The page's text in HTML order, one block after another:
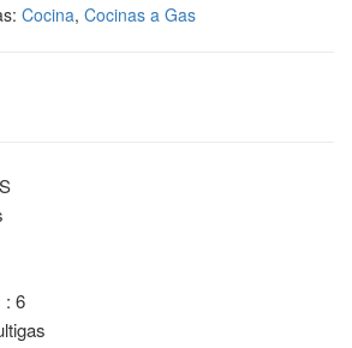
Cocina, Cocinas a Gas
: 6